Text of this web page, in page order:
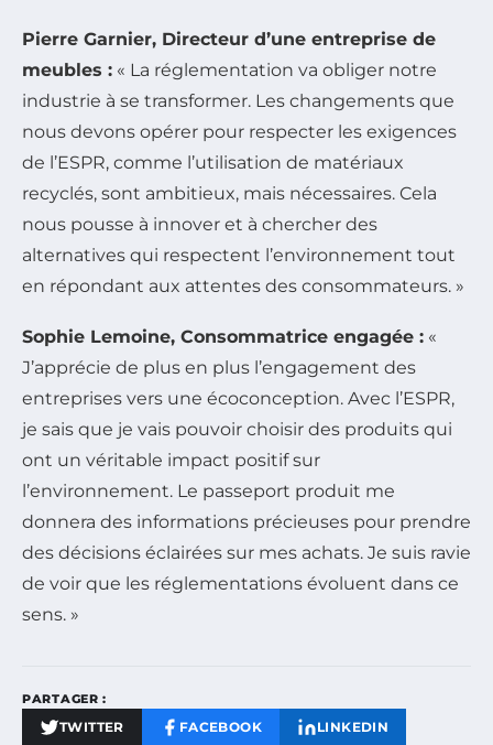
Pierre Garnier, Directeur d’une entreprise de
meubles : « La réglementation va obliger notre
industrie à se transformer. Les changements que
nous devons opérer pour respecter les exigences
de l’ESPR, comme l’utilisation de matériaux
recyclés, sont ambitieux, mais nécessaires. Cela
nous pousse à innover et à chercher des
alternatives qui respectent l’environnement tout
en répondant aux attentes des consommateurs. »
Sophie Lemoine, Consommatrice engagée : «
J’apprécie de plus en plus l’engagement des
entreprises vers une écoconception. Avec l’ESPR,
je sais que je vais pouvoir choisir des produits qui
ont un véritable impact positif sur
l’environnement. Le passeport produit me
donnera des informations précieuses pour prendre
des décisions éclairées sur mes achats. Je suis ravie
de voir que les réglementations évoluent dans ce
sens. »
PARTAGER :
TWITTER FACEBOOK LINKEDIN